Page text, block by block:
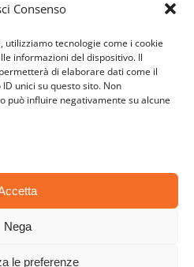
Consenso
tecnologie come i cookie
informazioni del dispositivo. Il
di elaborare dati come il
unici su questo sito. Non
può influire negativamente su alcune
Nega
le preferenze
previsti.
| ATSC - Agenti Teramo
01646590677 - CF: